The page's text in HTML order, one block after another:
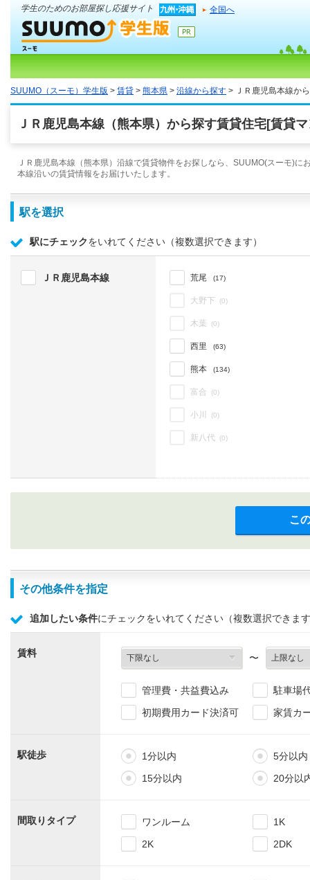
学生のためのお部屋探し応援サイト 全国へ
SUUMO（スーモ）学生版 > 賃貸 > 熊本県 > 沿線から探す > ＪＲ鹿児島本線か
ＪＲ鹿児島本線（熊本県）から探す賃貸住宅[賃貸
ＪＲ鹿児島本線（熊本県）沿線で賃貸物件をお探しなら、SUUMO(スーモ)
本線沿いの賃貸情報をお届けいたします。
駅を選択
駅にチェックをいれてください（複数選択できます）
ＪＲ鹿児島本線 荒尾 (17)
大野下 (0)
木葉 (0)
西里 (63)
熊本 (134)
富合 (0)
小川 (0)
新八代 (0)
こ
その他条件を指定
追加したい条件にチェックをいれてください（複数選択できま
賃料 〜
管理費・共益費込み
駐車場
初期費用カード決済可
家賃カ
駅徒歩 1分以内
5分以内
15分以内
20分以
間取りタイプ ワンルーム
1K
2K
2DK